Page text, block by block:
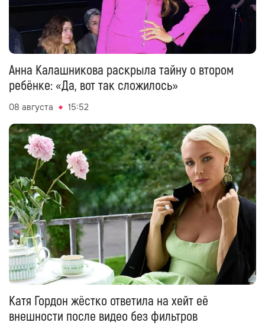
Анна Калашникова раскрыла тайну о втором
ребёнке: «Да, вот так сложилось»
08 августа 15:52
Катя Гордон жёстко ответила на хейт её
внешности после видео без фильтров